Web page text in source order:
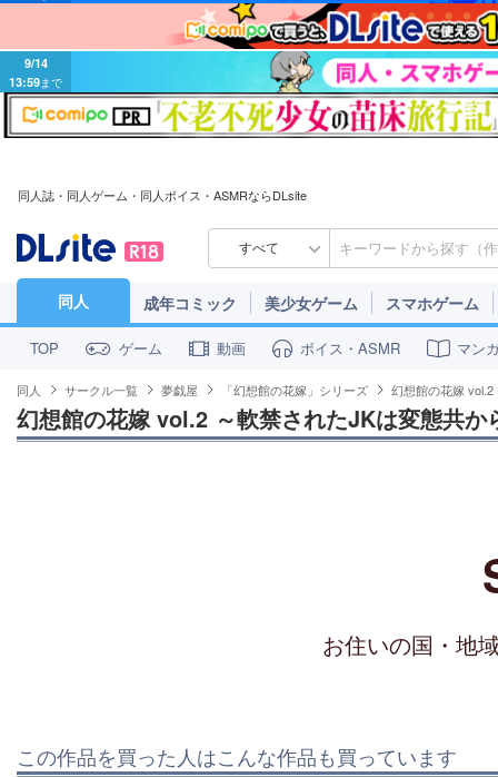
9/14
13:59まで
同人誌・同人ゲーム・同人ボイス・ASMRならDLsite
すべて
同人 成年コミック 美少女ゲーム スマホゲーム
TOP ゲーム 動画 ボイス・ASMR マン
同人 サークル一覧 夢戯屋 「幻想館の花嫁」シリーズ 幻想館の花嫁
幻想館の花嫁 vol.2 ～軟禁されたJKは変態共か
お住いの国・地
この作品を買った人はこんな作品も買っています